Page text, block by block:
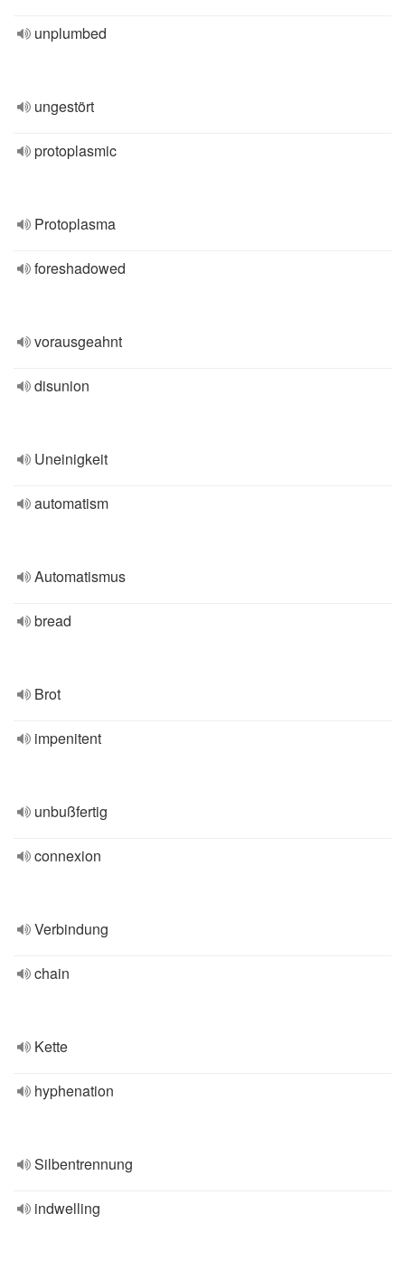
unplumbed
ungestört
protoplasmic
Protoplasma
foreshadowed
vorausgeahnt
disunion
Uneinigkeit
automatism
Automatismus
bread
Brot
impenitent
unbußfertig
connexion
Verbindung
chain
Kette
hyphenation
Silbentrennung
indwelling